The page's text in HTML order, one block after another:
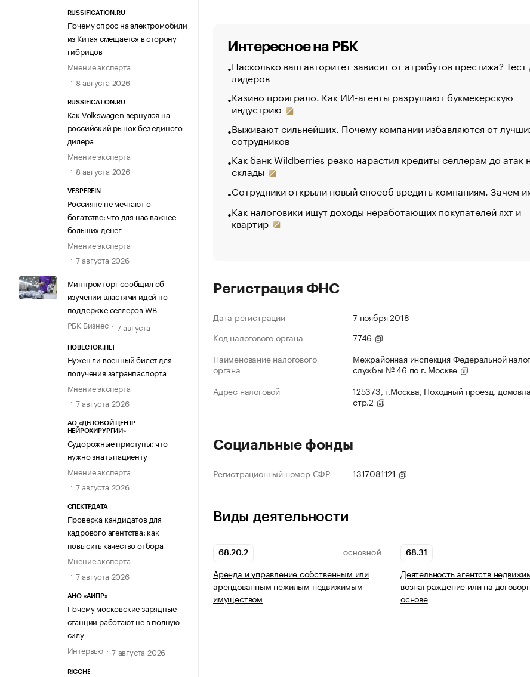
RUSSIFICATION.RU
Почему спрос на электромобили
из Китая смещается в сторону
гибридов
Мнение эксперта
8 августа 2026
RUSSIFICATION.RU
Как Volkswagen вернулся на
российский рынок без единого
дилера
Мнение эксперта
8 августа 2026
VESPERFIN
Россияне не мечтают о
богатстве: что для нас важнее
больших денег
Мнение эксперта
7 августа 2026
Минпромторг сообщил об
изучении властями идей по
поддержке селлеров WB
РБК Бизнес
7 августа
ПОВЕСТОК.НЕТ
Нужен ли военный билет для
получения загранпаспорта
Мнение эксперта
7 августа 2026
АО «ДЕЛОВОЙ ЦЕНТР
НЕЙРОХИРУРГИИ»
Судорожные приступы: что
нужно знать пациенту
Мнение эксперта
7 августа 2026
СПЕКТРДАТА
Проверка кандидатов для
кадрового агентства: как
повысить качество отбора
Мнение эксперта
7 августа 2026
АНО «АИПР»
Почему московские зарядные
станции работают не в полную
силу
Интервью
7 августа 2026
RICCHE
Интересное на РБК
Насколько ваш авторитет зависит от атрибутов престижа? Тест
лидеров
Казино проиграло. Как ИИ-агенты разрушают букмекерскую
индустрию
Выживают сильнейших. Почему компании избавляются от
сотрудников
Как банк Wildberries резко нарастил кредиты селлерам до атак
склады
Сотрудники открыли новый способ вредить компаниям. Зачем
Как налоговики ищут доходы неработающих покупателей яхт и
квартир
Регистрация ФНС
Дата регистрации
7 ноября 2018
Код налогового органа
7746
Наименование налогового
органа
Межрайонная инспекция Федеральной
службы № 46 по г. Москве
Адрес налоговой
125373, г.Москва, Походный проезд,
стр.2
Социальные фонды
Регистрационный номер СФР 1317081121
Виды деятельности
68.20.2 ОСНОВНОЙ
Аренда и управление собственным или
арендованным нежилым недвижимым
имуществом
68.31
Деятельность агентств
вознаграждение или на
основе